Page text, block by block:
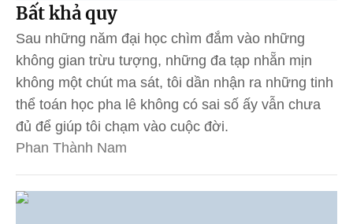
Bất khả quy
Sau những năm đại học chìm đắm vào những
không gian trừu tượng, những đa tạp nhẵn mịn
không một chút ma sát, tôi dần nhận ra những tinh
thể toán học pha lê không có sai số ấy vẫn chưa
đủ để giúp tôi chạm vào cuộc đời.
Phan Thành Nam